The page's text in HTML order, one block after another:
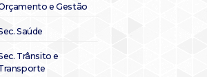
e Gestão
Saúde
Trânsito e